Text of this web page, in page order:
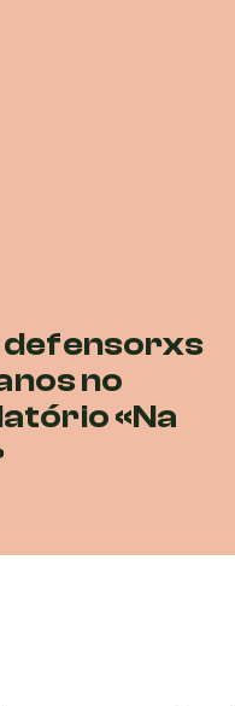
defensorxs
no
«Na